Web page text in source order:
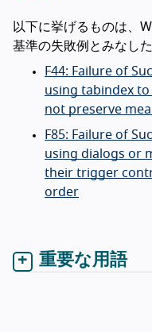
以下に挙げるものは、
基準の失敗例とみなし
F44: Failure of
using tabindex
not preserve
F85: Failure of
using dialogs or
their trigger
order
重要な用語